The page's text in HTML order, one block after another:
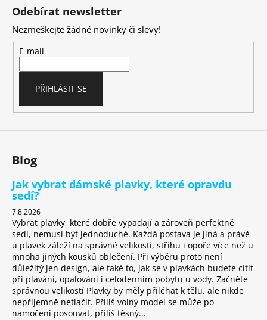
a
c
k
v
s
Odebírat newsletter
Nezmeškejte žádné novinky či slevy!
E-mail
PŘIHLÁSIT SE
Blog
Jak vybrat dámské plavky, které opravdu
sedí?
7.8.2026
Vybrat plavky, které dobře vypadají a zároveň perfektně
sedí, nemusí být jednoduché. Každá postava je jiná a právě
u plavek záleží na správné velikosti, střihu i opoře více než u
mnoha jiných kousků oblečení. Při výběru proto není
důležitý jen design, ale také to, jak se v plavkách budete cítit
při plavání, opalování i celodenním pobytu u vody. Začněte
správnou velikostí Plavky by měly přiléhat k tělu, ale nikde
nepříjemně netlačit. Příliš volný model se může po
namočení posouvat, příliš těsný...